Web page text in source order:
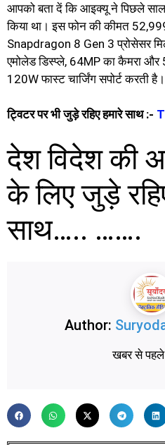
आपको बता दें कि आइक्यू ने पिछले
किया था। इस फोन की कीमत
Snapdragon 8 Gen 3 प्रोसेसर
एमोलेड डिस्प्ले, 64MP का कैमरा और
120W फास्ट चार्जिंग सपोर्ट करती है।
ट्विटर पर भी जुड़े रहिए हमारे साथ :-
देश विदेश की
के लिए जुड़े
साथ….. …….
Author:
खबर से